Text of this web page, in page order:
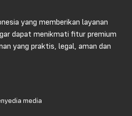
yang memberikan layanan
dapat menikmati fitur premium
yang praktis, legal, aman dan
media